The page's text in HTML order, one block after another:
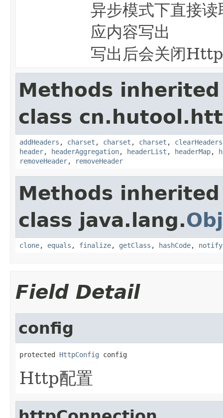
异步模式下直接
应内容写出
写出后会关闭
Methods
class
addHeaders , charset , charset , charset , clearHeaders
header, headerAggregation, headerList , headerMap,
removeHeader, removeHeader
Methods
class java.lang.
clone, equals , finalize, getClass , hashCode, notify
Field Detail
config
protected HttpConfig config
Http配置